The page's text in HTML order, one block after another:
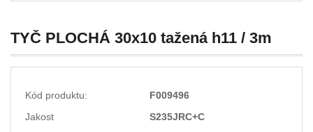
TYČ PLOCHÁ 30x10 tažená h11 / 3m
Kód produktu:
F009496
Jakost
S235JRC+C